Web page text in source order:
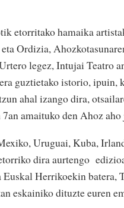
etorritako hamaika
Ordizia,
legez, Intujai Teatro
guztietako istorio, ipuin,
ahal izango dira,
amaituko den Ahoz
Uruguai, Kuba,
dira aurtengo
Euskal Herrikoekin batera,
eskainiko dituzte euren